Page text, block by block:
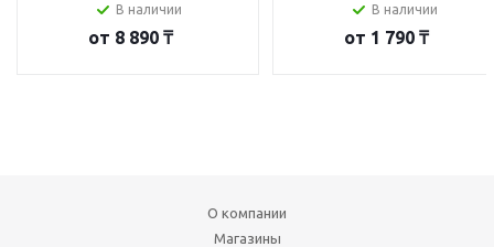
В наличии
от 8 890 ₸
В наличии
от 1 790 ₸
О компании
Магазины